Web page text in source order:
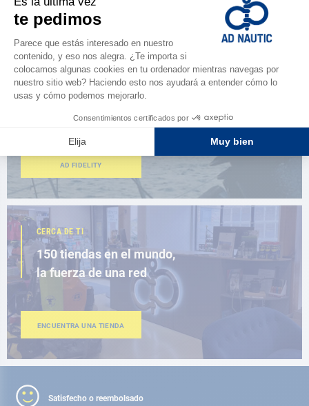
NAVEGAR POR EL CATÁLOGO
ESPACIO FIDELIDAD
¿Eres apasionado?
Benefíciate de ventajas exclusivas
AD FIDELITY
CERCA DE TI
150 tiendas en el mundo,
la fuerza de una red
ENCUENTRA UNA TIENDA
Satisfecho o reembolsado